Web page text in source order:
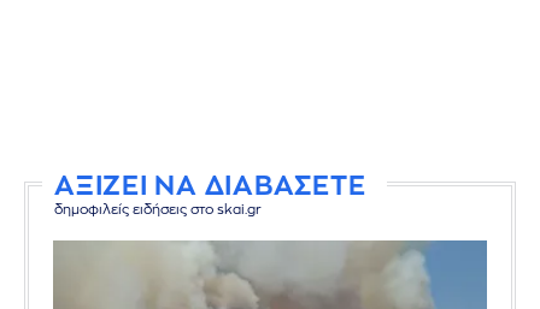
ΑΞΙΖΕΙ ΝΑ ΔΙΑΒΑΣΕΤΕ
δημοφιλείς ειδήσεις στο skai.gr